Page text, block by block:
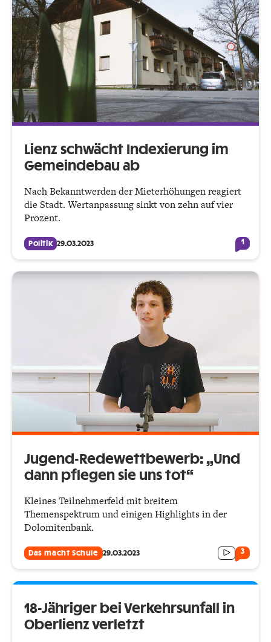
Lienz schwächt Indexierung im
Gemeindebau ab
Nach Bekanntwerden der Mieterhöhungen reagiert
die Stadt. Wertanpassung sinkt von zehn auf vier
Prozent.
Politik 29.03.2023 1
Jugend-Redewettbewerb: „Und
dann pflegen sie uns tot“
Kleines Teilnehmerfeld mit breitem
Themenspektrum und einigen Highlights in der
Dolomitenbank.
Das macht Schule 29.03.2023 3
18-Jähriger bei Verkehrsunfall in
Oberlienz verletzt